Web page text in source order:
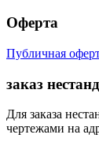
Оферта
Публичная
заказ
Для заказа
чертежами на